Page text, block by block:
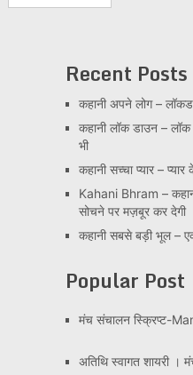
Recent Posts
कहानी अपने लोग –
कहानी लॉक डाउन –
भी
कहानी सच्चा प्यार –
Kahani Bhram –
सोचने पर मज़बूर कर देगी
कहानी सबसे बड़ी भूल – एक
Popular Post
मंच संचालन स्क्रिप्ट-
अतिथि स्वागत शायरी ।